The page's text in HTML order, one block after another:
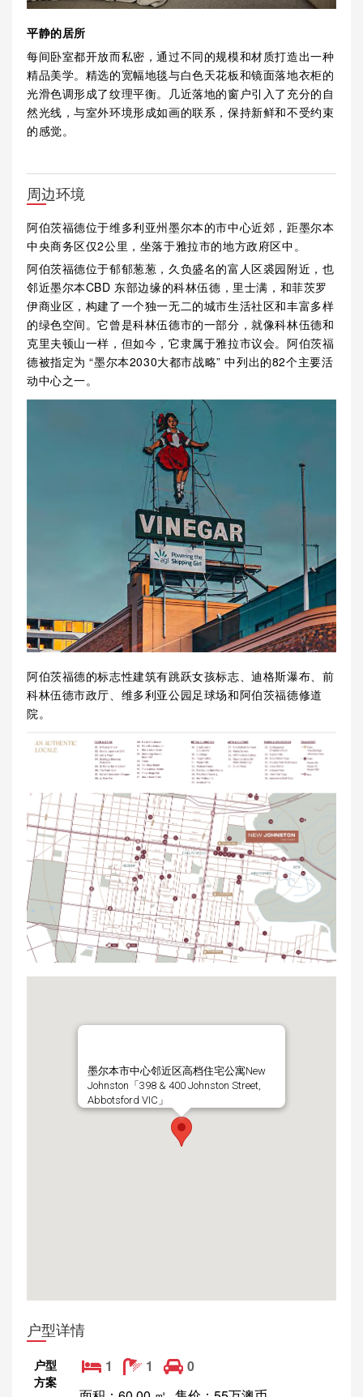
平静的居所
每间卧室都开放而私密，通过不同的规模和材质打造出一种
精品美学。精选的宽幅地毯与白色天花板和镜面落地衣柜的
光滑色调形成了纹理平衡。几近落地的窗户引入了充分的自
然光线，与室外环境形成如画的联系，保持新鲜和不受约束
的感觉。
周边环境
阿伯茨福德位于维多利亚州墨尔本的市中心近郊，距墨尔本
中央商务区仅2公里，坐落于雅拉市的地方政府区中。
阿伯茨福德位于郁郁葱葱，久负盛名的富人区裘园附近，也
邻近墨尔本CBD 东部边缘的科林伍德，里士满，和菲茨罗
伊商业区，构建了一个独一无二的城市生活社区和丰富多样
的绿色空间。它曾是科林伍德市的一部分，就像科林伍德和
克里夫顿山一样，但如今，它隶属于雅拉市议会。阿伯茨福
德被指定为 “墨尔本2030大都市战略” 中列出的82个主要活
动中心之一。
阿伯茨福德的标志性建筑有跳跃女孩标志、迪格斯瀑布、前
科林伍德市政厅、维多利亚公园足球场和阿伯茨福德修道
院。
墨尔本市中心邻近区高档住宅公寓New
Johnston「398 & 400 Johnston Street,
Abbotsford VIC」
户型详情
户型
方案
1 1
0